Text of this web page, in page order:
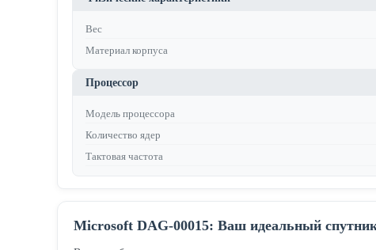
Вес
Материал корпуса
Процессор
Модель процессора
Количество ядер
Тактовая частота
Microsoft DAG-00015: Ваш идеальный